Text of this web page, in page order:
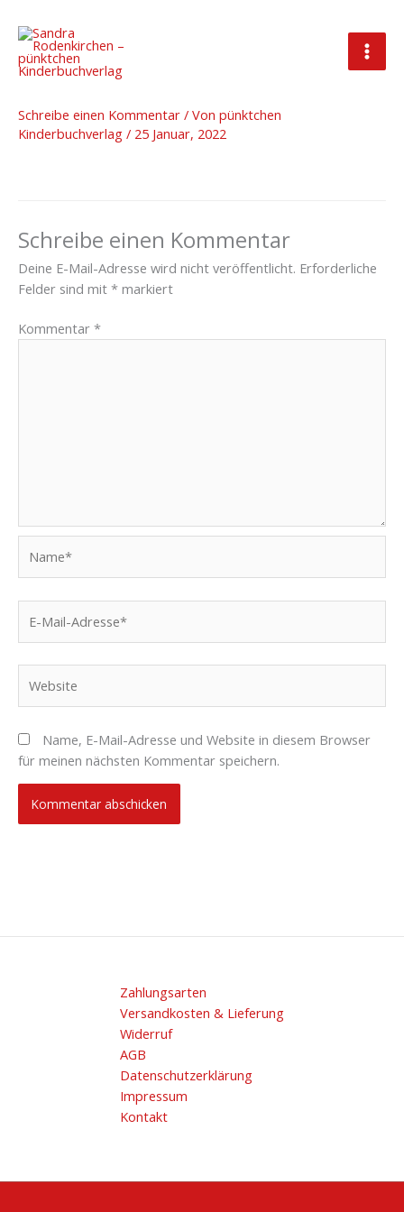
Inhalt
springen
btr
Schreibe einen Kommentar / Von pünktchen
Kinderbuchverlag / 25 Januar, 2022
Schreibe einen Kommentar
Deine E-Mail-Adresse wird nicht veröffentlicht. Erforderliche
Felder sind mit * markiert
Kommentar *
Mail-
Name, E-Mail-Adresse und Website in diesem Browser
für meinen nächsten Kommentar speichern.
Zahlungsarten
Versandkosten & Lieferung
Widerruf
AGB
Datenschutzerklärung
Impressum
Kontakt